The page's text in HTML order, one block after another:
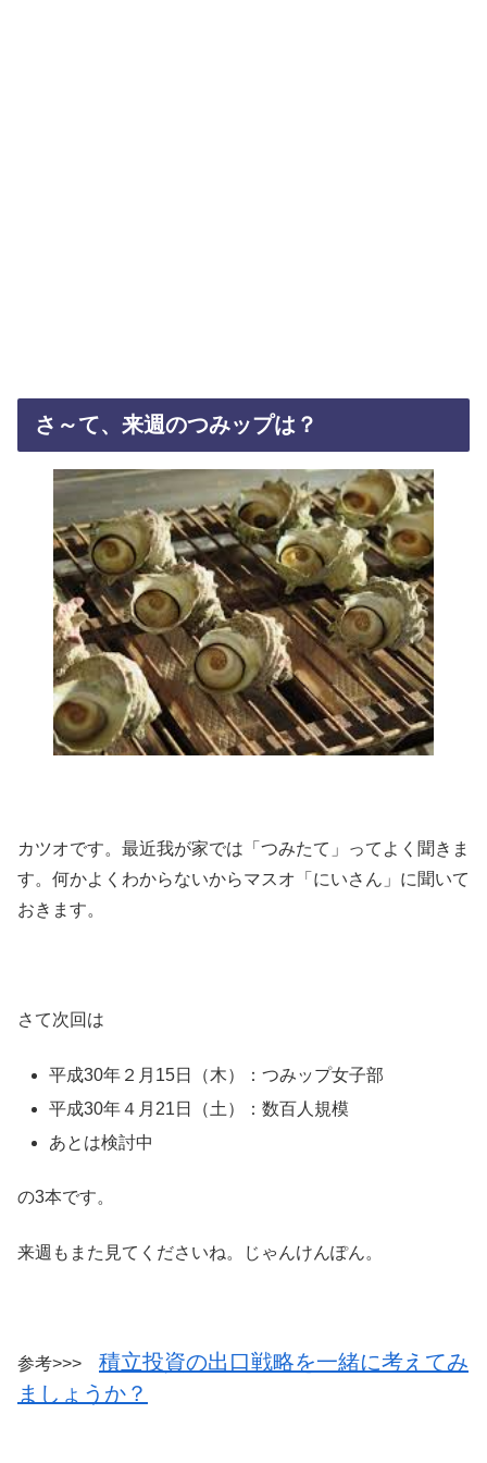
さ～て、来週のつみップは？
カツオです。最近我が家では「つみたて」ってよく聞きま
す。何かよくわからないからマスオ「にいさん」に聞いて
おきます。
さて次回は
平成30年２月15日（木）：つみップ女子部
平成30年４月21日（土）：数百人規模
あとは検討中
の3本です。
来週もまた見てくださいね。じゃんけんぽん。
参考>>>
積立投資の出口戦略を一緒に考えてみ
ましょうか？